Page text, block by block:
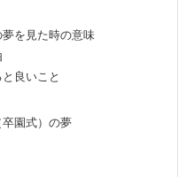
を見た時の意味
良いこと
園式）の夢